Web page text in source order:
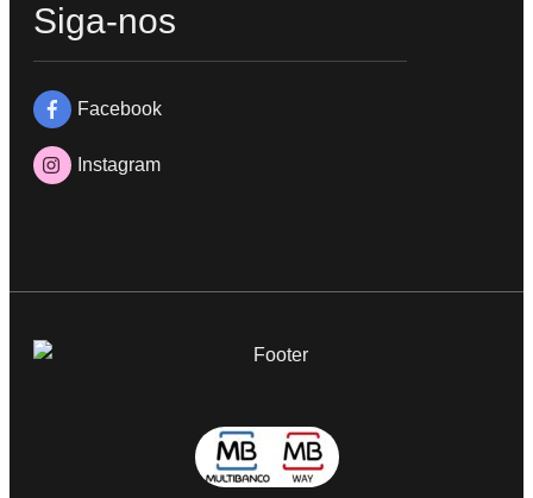
Siga-nos
Facebook
Instagram